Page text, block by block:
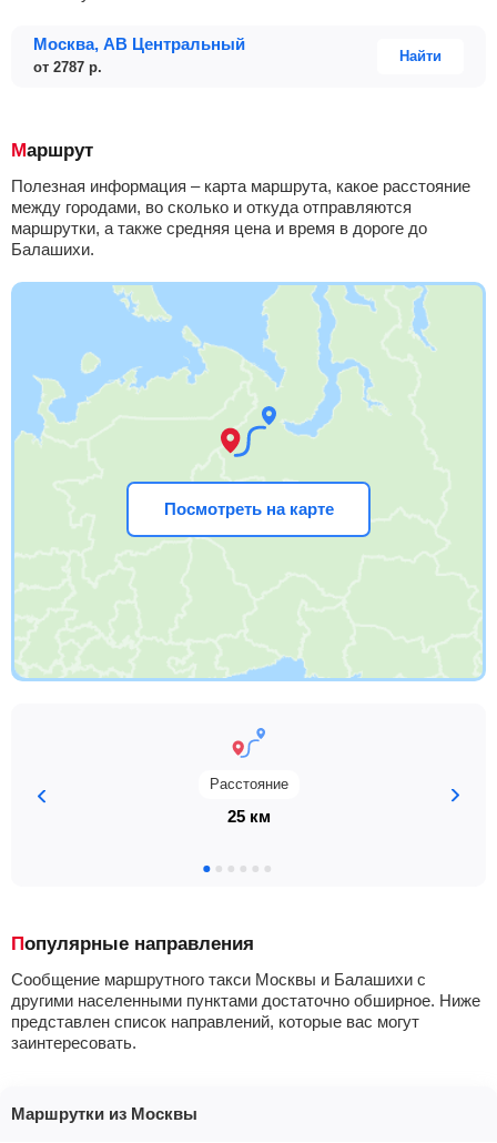
Москва, АВ Центральный
от 2787 р.
Найти
Маршрут
Полезная информация – карта маршрута, какое расстояние
между городами, во сколько и откуда отправляются
маршрутки, а также средняя цена и время в дороге до
Балашихи.
Посмотреть на карте
Расстояние
25 км
Популярные направления
Сообщение маршрутного такси Москвы и Балашихи с
другими населенными пунктами достаточно обширное. Ниже
представлен список направлений, которые вас могут
заинтересовать.
Маршрутки из Москвы